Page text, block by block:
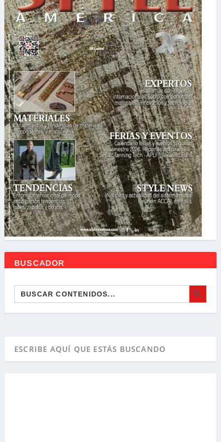
BUSCADOR
Buscar: BOTÓN DE